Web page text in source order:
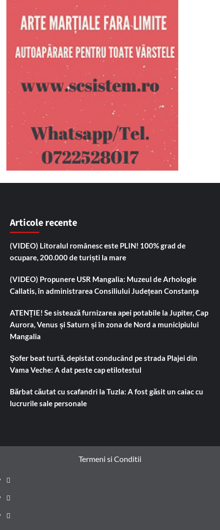
Articole recente
(VIDEO) Litoralul românesc este PLIN! 100% grad de
ocupare, 200.000 de turiști la mare
(VIDEO) Propunere USR Mangalia: Muzeul de Arhologie
Callatis, în administrarea Consiliului Județean Constanța
ATENȚIE! Se sistează furnizarea apei potabile la Jupiter, Cap
Aurora, Venus și Saturn și în zona de Nord a municipiului
Mangalia
Șofer beat turtă, depistat conducând pe strada Plajei din
Vama Veche: A dat peste cap etilotestul
Bărbat căutat cu scafandri la Tuzla: A fost găsit un caiac cu
lucrurile sale personale
Termeni si Conditii
Prima
pagină
Știri
de
Administrație